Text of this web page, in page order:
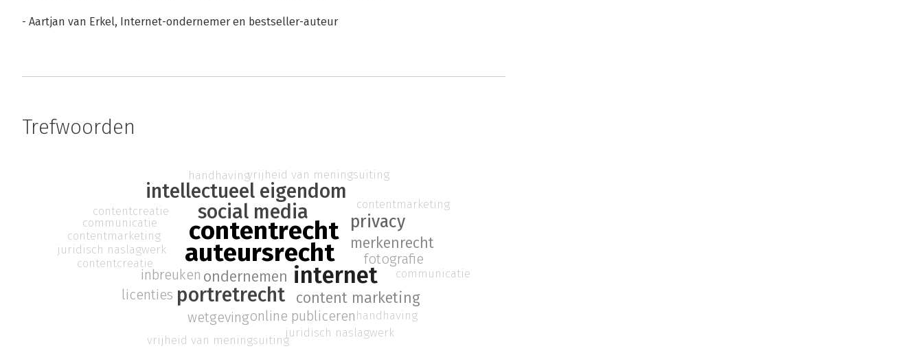
- Aartjan van Erkel, Internet-ondernemer en bestseller-auteur
Trefwoorden
auteursrecht
contentrecht
internet
portretrecht
social media
intellectueel eigendom
privacy
content marketing
ondernemen
merkenrecht
online publiceren
fotografie
wetgeving
inbreuken
licenties
contentcreatie
juridisch naslagwerk
contentmarketing
communicatie
handhavingvrijheid van meningsuiting
contentcreatie
juridisch naslagwerk
contentmarketing
communicatie
handhaving
vrijheid van meningsuiting